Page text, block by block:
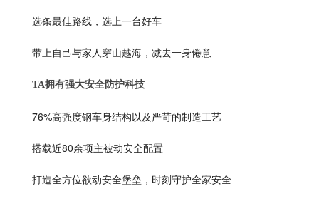
选条最佳路线，选上一台好车
带上自己与家人穿山越海，减去一身倦意
TA拥有强大安全防护科技
76%高强度钢车身结构以及严苛的制造工艺
搭载近80余项主被动安全配置
打造全方位欲动安全堡垒，时刻守护全家安全